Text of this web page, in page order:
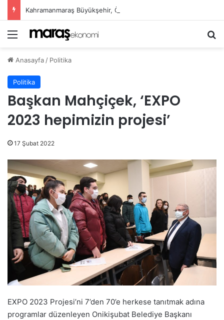
Menü
Anasayfa / Politika
Politika
Başkan Mahçiçek, ‘EXPO
2023 hepimizin projesi’
17 Şubat 2022
EXPO 2023 Projesi’ni 7’den 70’e herkese tanıtmak adına
programlar düzenleyen Onikişubat Belediye Başkanı